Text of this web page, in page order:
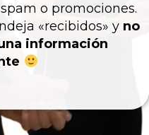
o promociones.
«recibidos» y no
información